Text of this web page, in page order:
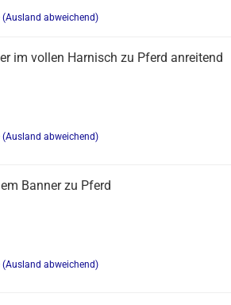
(Ausland abweichend)
im vollen Harnisch zu Pferd anreitend
(Ausland abweichend)
Banner zu Pferd
(Ausland abweichend)